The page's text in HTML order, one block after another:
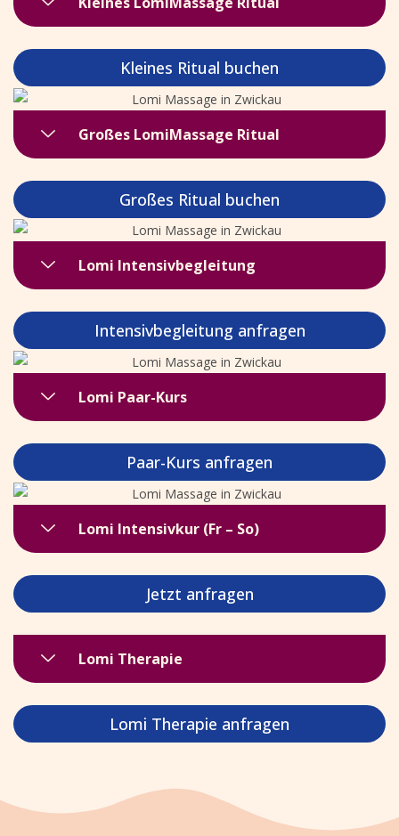
Kleines Ritual buchen
Großes LomiMassage Ritual
Großes Ritual buchen
Lomi Intensivbegleitung
Intensivbegleitung anfragen
Lomi Paar-Kurs
Paar-Kurs anfragen
Lomi Intensivkur (Fr – So)
Jetzt anfragen
Lomi Therapie
Lomi Therapie anfragen